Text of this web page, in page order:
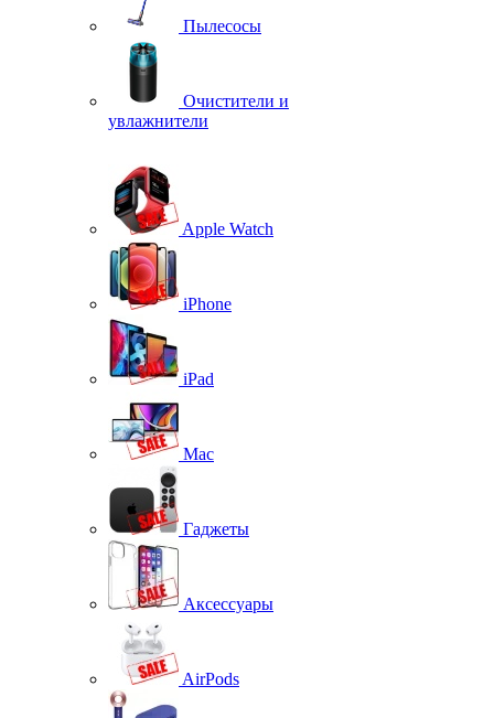
Пылесосы
Очистители и
увлажнители
Apple Watch
iPhone
iPad
Mac
Гаджеты
Аксессуары
AirPods